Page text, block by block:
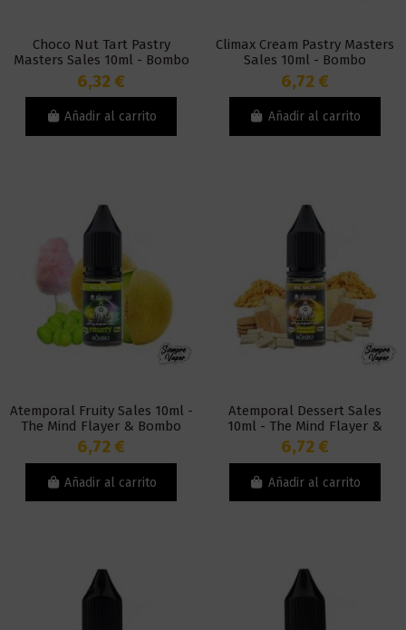
Choco Nut Tart Pastry
Masters Sales 10ml - Bombo
6,32 €
Añadir al carrito
Climax Cream Pastry Masters
Sales 10ml - Bombo
6,72 €
Añadir al carrito
Atemporal Fruity Sales 10ml -
The Mind Flayer & Bombo
6,72 €
Añadir al carrito
Atemporal Dessert Sales
10ml - The Mind Flayer &
Bombo
6,72 €
Añadir al carrito